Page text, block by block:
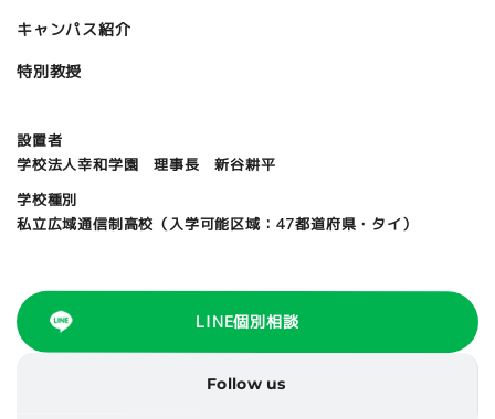
キャンパス紹介
特別教授
設置者
学校法人幸和学園 理事長 新谷耕平
学校種別
私立広域通信制高校（入学可能区域：47都道府県・タイ）
LINE個別相談
Follow us